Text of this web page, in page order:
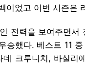
이었고 이번 시즌은
전력을 보여주면서
승했다. 베스트 11
크루니치, 바실리